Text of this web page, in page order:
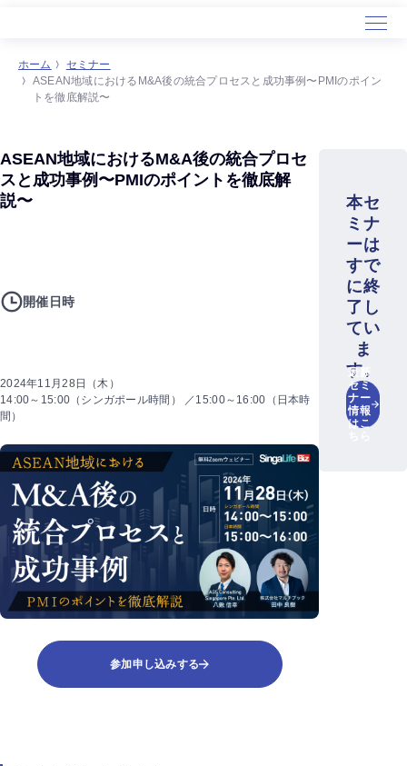
ホーム
セミナー
ASEAN地域におけるM&A後の統合プロセスと成功事例〜PMIのポイン
トを徹底解説〜
ASEAN地域におけるM&A後の統合プロセ
スと成功事例〜PMIのポイントを徹底解
説〜
開催日時
2024年11月28日（木）
14:00～15:00（シンガポール時間） ／15:00～16:00（日本時
間）
参加申し込みする
本セ
ミナ
ーは
すで
に終
了し
てい
ま
す。
最新
セミ
ナー
情報
はこ